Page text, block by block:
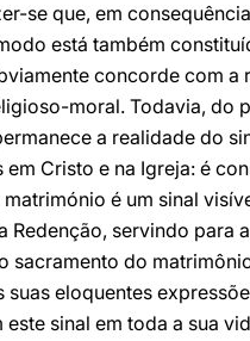
se que, em
está também
concorde com a
moral. Todavia, do
a realidade do
Cristo e na Igreja: é
é um sinal
servindo para
sacramento do
eloquentes
sinal em toda a sua